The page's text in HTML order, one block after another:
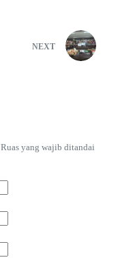
NEXT
Ruas yang wajib ditandai